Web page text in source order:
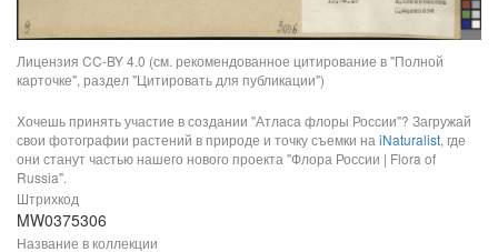
Лицензия CC-BY 4.0 (см. рекомендованное цитирование в "Полной
карточке", раздел "Цитировать для публикации")
Хочешь принять участие в создании "Атласа флоры России"? Загружай
свои фотографии растений в природе и точку съемки на iNaturalist, где
они станут частью нашего нового проекта "Флора России | Flora of
Russia".
Штрихкод
MW0375306
Название в коллекции